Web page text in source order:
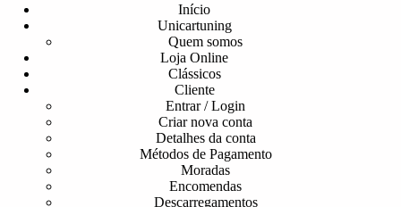
Início
Unicartuning
Quem somos
Loja Online
Clássicos
Cliente
Entrar / Login
Criar nova conta
Detalhes da conta
Métodos de Pagamento
Moradas
Encomendas
Descarregamentos